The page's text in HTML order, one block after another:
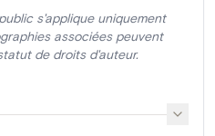
s'applique uniquement
associées peuvent
de droits d'auteur.